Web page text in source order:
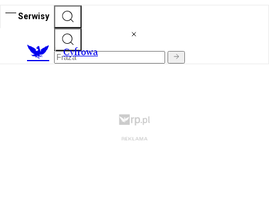
Serwisy
Cyfrowa